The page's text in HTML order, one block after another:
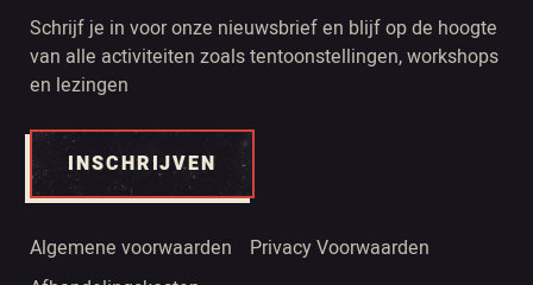
Schrijf je in voor onze nieuwsbrief en blijf op de hoogte
van alle activiteiten zoals tentoonstellingen, workshops
en lezingen
INSCHRIJVEN
Algemene voorwaarden
Privacy Voorwaarden